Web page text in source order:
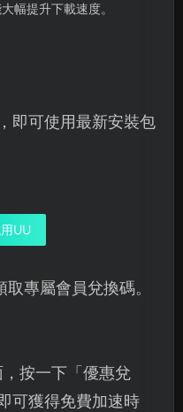
幅提升下載速度。
即可使用最新安裝包
UU
專屬會員兌換碼。
按一下「優惠兌
可獲得免費加速時